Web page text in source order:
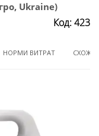
Ukraine)
Код: 423
НОРМИ ВИТРАТ СХОЖІ